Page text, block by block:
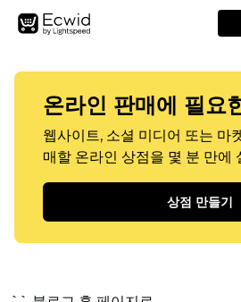
온라인 판매에 필요
웹사이트, 소셜 미디어 또는 마
매할 온라인 상점을 몇 분 만에
상점 만들기